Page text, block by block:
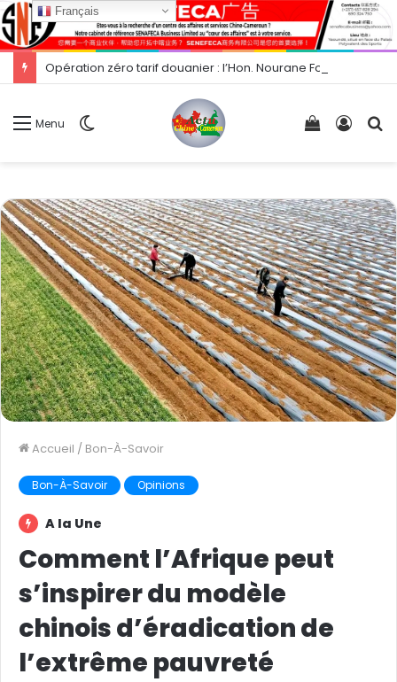
Menu
Voir
Accueil / Bon-À-Savoir
Bon-À-Savoir Opinions
A la Une
Comment l’Afrique peut
s’inspirer du modèle
chinois d’éradication de
l’extrême pauvreté
Français